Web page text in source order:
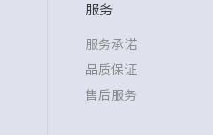
服务
服务承诺
品质保证
售后服务